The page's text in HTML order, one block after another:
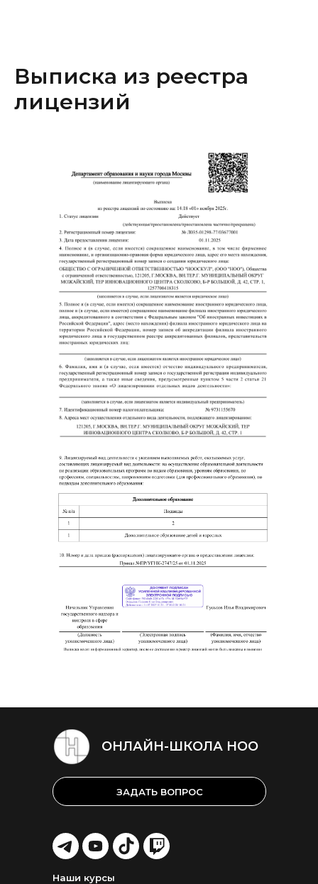
Выписка из реестра
лицензий
ОНЛАЙН-ШКОЛА НОО
LET'S
GO!
LET'S
GO!
LET'S
GO!
LET'S
GO!
Наши курсы
ЗАДАТЬ ВОПРОС